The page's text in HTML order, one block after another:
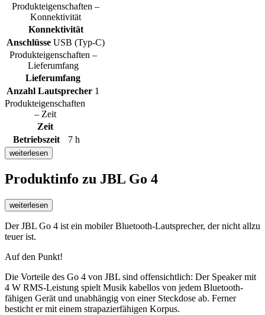
Produkteigenschaften –
Konnektivität
Konnektivität
Anschlüsse USB (Typ-C)
Produkteigenschaften –
Lieferumfang
Lieferumfang
Anzahl Lautsprecher 1
Produkteigenschaften
– Zeit
Zeit
Betriebszeit
7 h
weiterlesen
Produktinfo zu JBL Go 4
weiterlesen
Der JBL Go 4 ist ein mobiler Bluetooth-Lautsprecher, der nicht allzu
teuer ist.
Auf den Punkt!
Die Vorteile des Go 4 von JBL sind offensichtlich: Der Speaker mit
4 W RMS-Leistung spielt Musik kabellos von jedem Bluetooth-
fähigen Gerät und unabhängig von einer Steckdose ab. Ferner
besticht er mit einem strapazierfähigen Korpus.